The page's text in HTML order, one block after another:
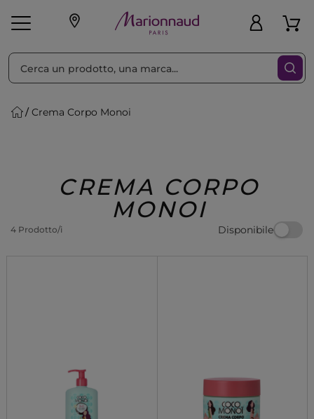
Make-up Profumi
Regalo
Crema Corpo Monoi
CREMA CORPO
MONOI
4 Prodotto/i Disponibile
Ordina per Filtra